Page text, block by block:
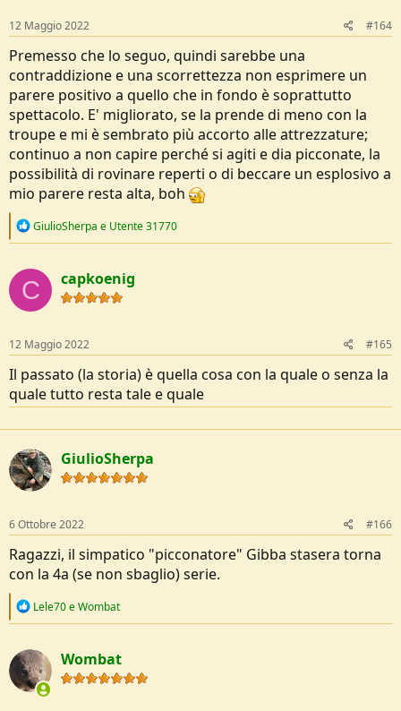
s
:
12 Maggio 2022 #164
Premesso che lo seguo, quindi sarebbe una
contraddizione e una scorrettezza non esprimere un
parere positivo a quello che in fondo è soprattutto
spettacolo. E' migliorato, se la prende di meno con la
troupe e mi è sembrato più accorto alle attrezzature;
continuo a non capire perché si agiti e dia picconate, la
possibilità di rovinare reperti o di beccare un esplosivo a
mio parere resta alta, boh
R
c
t
i
o
s
:
GiulioSherpa e Utente 31770
C capkoenig
12 Maggio 2022 #165
Il passato (la storia) è quella cosa con la quale o senza la
quale tutto resta tale e quale
GiulioSherpa
6 Ottobre 2022 #166
Ragazzi, il simpatico "picconatore" Gibba stasera torna
con la 4a (se non sbaglio) serie.
R
c
t
i
o
Lele70eWombat
Wombat